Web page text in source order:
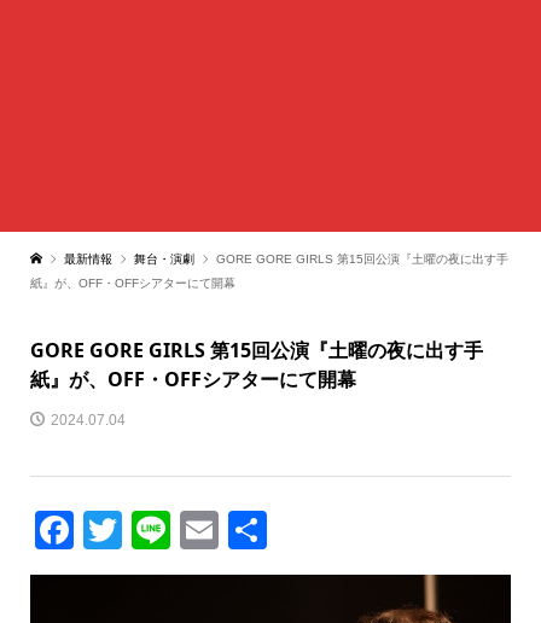
最新情報 舞台・演劇
GORE GORE GIRLS 第15回公演『土曜の夜に出す手
紙』が、OFF・OFFシアターにて開幕
GORE GORE GIRLS 第15回公演『土曜の夜に出す手
紙』が、OFF・OFFシアターにて開幕
2024.07.04
Facebook
Twitter
LineEmail
有